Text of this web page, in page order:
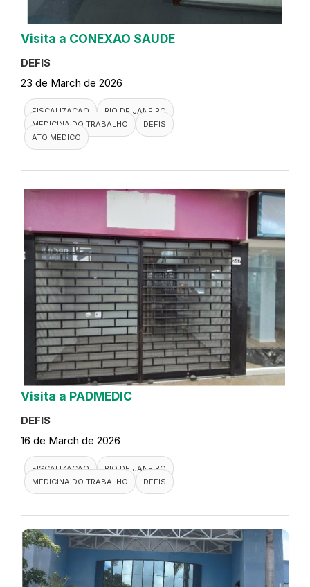
Visita a CONEXAO SAUDE
DEFIS
23 de March de 2026
FISCALIZACAO
RIO DE JANEIRO
MEDICINA DO TRABALHO
DEFIS
ATO MEDICO
Visita a PADMEDIC
DEFIS
16 de March de 2026
FISCALIZACAO
RIO DE JANEIRO
MEDICINA DO TRABALHO
DEFIS